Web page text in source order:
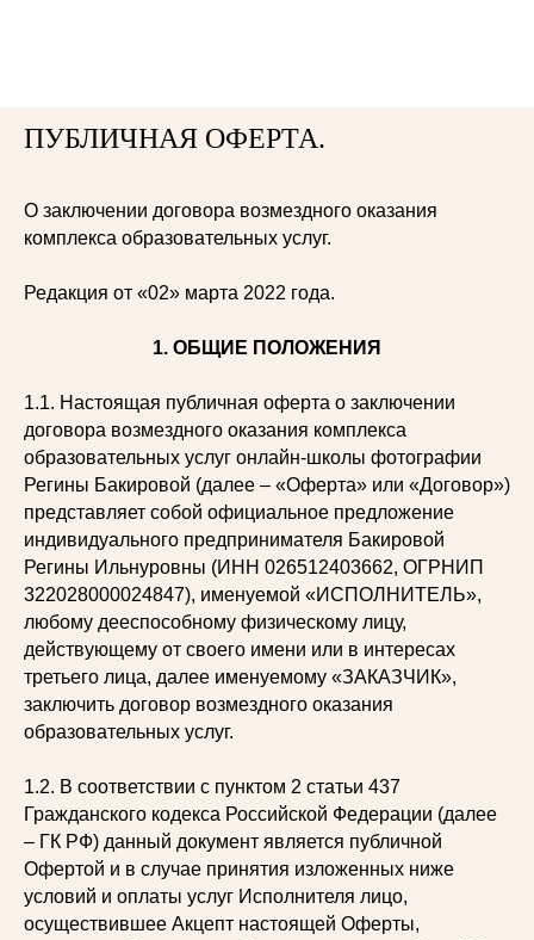
ПУБЛИЧНАЯ ОФЕРТА.
О заключении договора возмездного оказания
комплекса образовательных услуг.
Редакция от «02» марта 2022 года.
1. ОБЩИЕ ПОЛОЖЕНИЯ
1.1. Настоящая публичная оферта о заключении
договора возмездного оказания комплекса
образовательных услуг онлайн-школы фотографии
Регины Бакировой (далее – «Оферта» или «Договор»)
представляет собой официальное предложение
индивидуального предпринимателя Бакировой
Регины Ильнуровны (ИНН 026512403662, ОГРНИП
322028000024847), именуемой «ИСПОЛНИТЕЛЬ»,
любому дееспособному физическому лицу,
действующему от своего имени или в интересах
третьего лица, далее именуемому «ЗАКАЗЧИК»,
заключить договор возмездного оказания
образовательных услуг.
1.2. В соответствии с пунктом 2 статьи 437
Гражданского кодекса Российской Федерации (далее
– ГК РФ) данный документ является публичной
Офертой и в случае принятия изложенных ниже
условий и оплаты услуг Исполнителя лицо,
осуществившее Акцепт настоящей Оферты,